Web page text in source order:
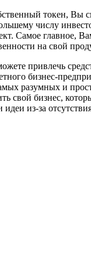
токен, Вы
числу
Самое главное,
на свой
привлечь
бизнес-
разумных и
свой бизнес,
идеи из-за